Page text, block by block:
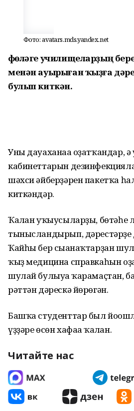
Фото: avatars.mds.yandex.net
Өфөләге училищеларҙың
менән ауырыған ҡыҙға
булып киткән.
Уны дауаханаға оҙатҡандар,
кабинеттарын
шәхси әйберҙәрен пакетҡа
киткәндәр.
Ҡалған уҡыусыларҙы, бөтәһе
тынысландырып, дәрестәрҙе
Ҡайһы бер сығанаҡтарҙан
ҡыҙ медицина справкаһын
шулай булыуға ҡарамаҫтан,
рәттән дәрескә йөрөгән.
Башҡа студенттар был
үҙҙәре өсөн хафаға ҡалған.
Читайте нас